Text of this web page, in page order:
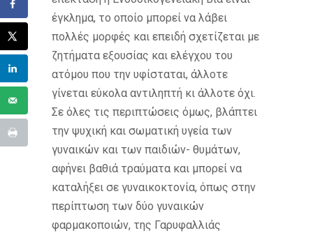
έγκλημα, το οποίο μπορεί να λάβει
πολλές μορφές και επειδή σχετίζεται με
ζητήματα εξουσίας και ελέγχου του
ατόμου που την υφίσταται, άλλοτε
γίνεται εύκολα αντιληπτή κι άλλοτε όχι.
Σε όλες τις περιπτώσεις όμως, βλάπτει
την ψυχική και σωματική υγεία των
γυναικών και των παιδιών- θυμάτων,
αφήνει βαθιά τραύματα και μπορεί να
καταλήξει σε γυναικοκτονία, όπως στην
περίπτωση των δύο γυναικών
φαρμακοποιών, της Γαρυφαλλιάς